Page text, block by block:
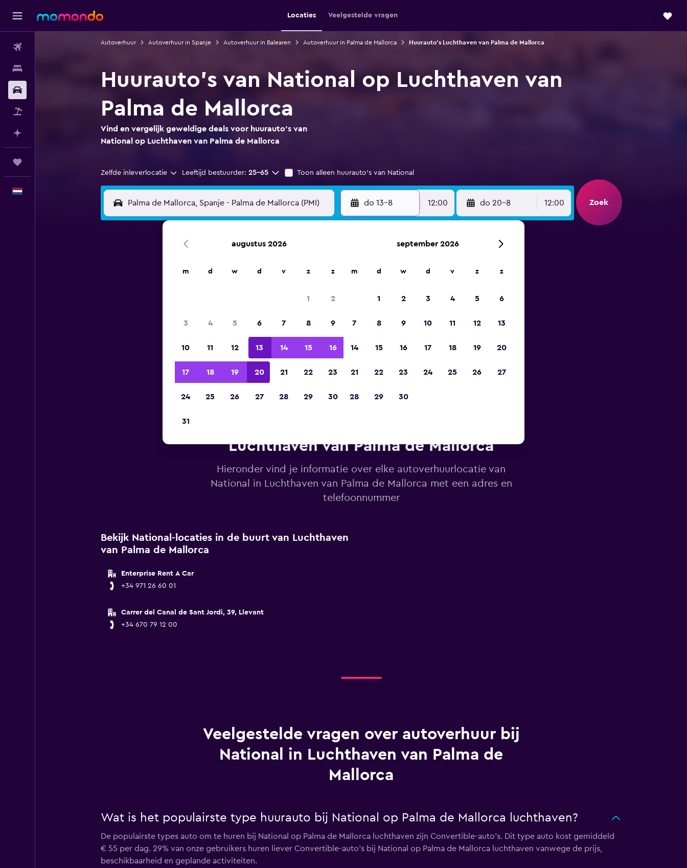
Locaties Veelgestelde vragen
Autoverhuur Autoverhuur in Spanje Autoverhuur in Balearen Autoverhuur in Palma de Mallorca Huurauto's Luchthaven van Palma de Mallorca
Huurauto's van National op Luchthaven van
Palma de Mallorca
Vind en vergelijk geweldige deals voor huurauto's van
National op Luchthaven van Palma de Mallorca
Zelfde inleverlocatie Leeftijd bestuurder: 25-65 Toon alleen huurauto's van National
do 13-8 12:00 do 20-8 12:00 Zoek
app 2023
Luchthaven van Palma de Mallorca
Hieronder vind je informatie over elke autoverhuurlocatie van
National in Luchthaven van Palma de Mallorca met een adres en
telefoonnummer
Bekijk National-locaties in de buurt van Luchthaven
van Palma de Mallorca
Enterprise Rent A Car
+34 971 26 60 01
Carrer del Canal de Sant Jordi, 39, Llevant
+34 670 79 12 00
Veelgestelde vragen over autoverhuur bij
National in Luchthaven van Palma de
Mallorca
Wat is het populairste type huurauto bij National op Palma de Mallorca luchthaven?
De populairste types auto om te huren bij National op Palma de Mallorca luchthaven zijn Convertible-auto's. Dit type auto kost gemiddeld
€ 55 per dag. 29% van onze gebruikers huren liever Convertible-auto's bij National op Palma de Mallorca luchthaven vanwege de prijs,
beschikbaarheid en geplande activiteiten.
augustus 2026
m d w d v z z
1 2
3 4 5 6 7 8 9
10 11 12 13 14 15 16
17 18 19 20 21 22 23
24 25 26 27 28 29 30
31
september 2026
m d w d v z z
1 2 3 4 5 6
7 8 9 10 11 12 13
14 15 16 17 18 19 20
21 22 23 24 25 26 27
28 29 30